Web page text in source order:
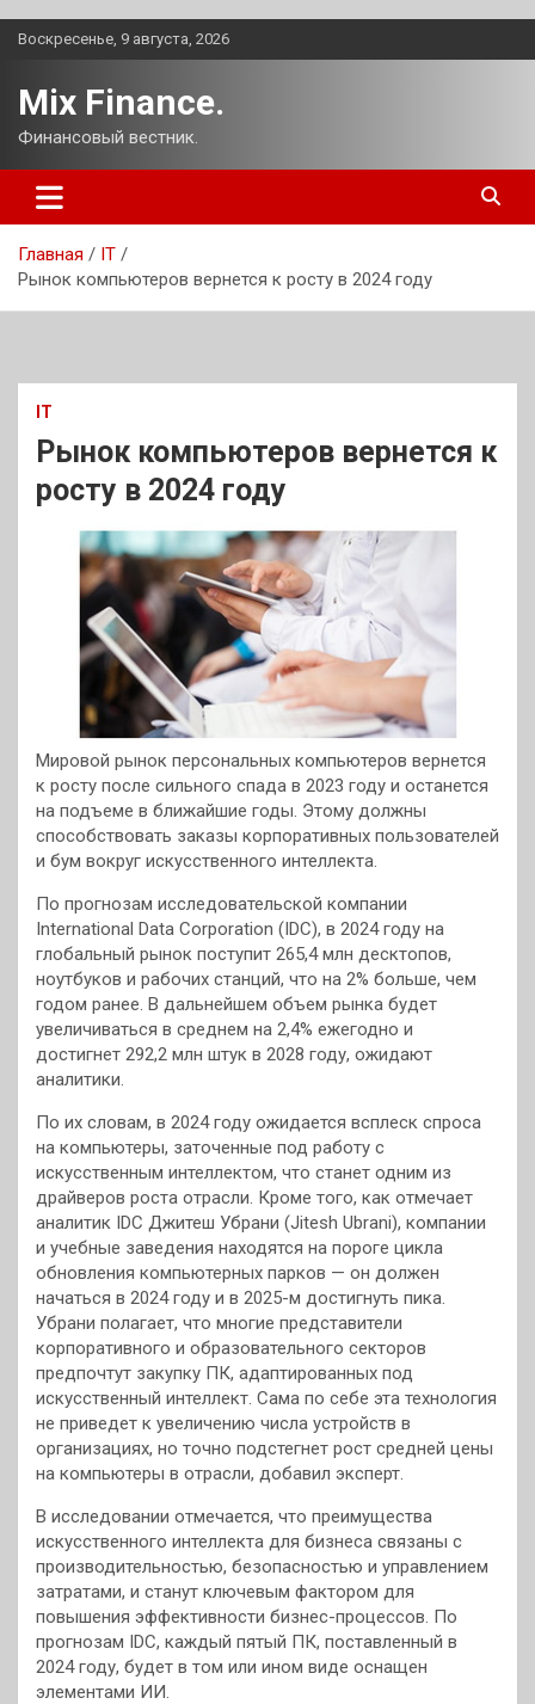
Перейти
Воскресенье, 9 августа, 2026
Mix Finance.
Финансовый вестник.
Главная
IT
Рынок компьютеров вернется к росту в 2024 году
IT
Рынок компьютеров вернется к
росту в 2024 году
Мировой рынок персональных компьютеров вернется
к росту после сильного спада в 2023 году и останется
на подъеме в ближайшие годы. Этому должны
способствовать заказы корпоративных пользователей
и бум вокруг искусственного интеллекта.
По прогнозам исследовательской компании
International Data Corporation (IDC), в 2024 году на
глобальный рынок поступит 265,4 млн десктопов,
ноутбуков и рабочих станций, что на 2% больше, чем
годом ранее. В дальнейшем объем рынка будет
увеличиваться в среднем на 2,4% ежегодно и
достигнет 292,2 млн штук в 2028 году, ожидают
аналитики.
По их словам, в 2024 году ожидается всплеск спроса
на компьютеры, заточенные под работу с
искусственным интеллектом, что станет одним из
драйверов роста отрасли. Кроме того, как отмечает
аналитик IDC Джитеш Убрани (Jitesh Ubrani), компании
и учебные заведения находятся на пороге цикла
обновления компьютерных парков — он должен
начаться в 2024 году и в 2025-м достигнуть пика.
Убрани полагает, что многие представители
корпоративного и образовательного секторов
предпочтут закупку ПК, адаптированных под
искусственный интеллект. Сама по себе эта технология
не приведет к увеличению числа устройств в
организациях, но точно подстегнет рост средней цены
на компьютеры в отрасли, добавил эксперт.
В исследовании отмечается, что преимущества
искусственного интеллекта для бизнеса связаны с
производительностью, безопасностью и управлением
затратами, и станут ключевым фактором для
повышения эффективности бизнес-процессов. По
прогнозам IDC, каждый пятый ПК, поставленный в
2024 году, будет в том или ином виде оснащен
элементами ИИ.